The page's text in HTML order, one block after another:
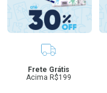
Benefícios
Frete Grátis
Acima R$199